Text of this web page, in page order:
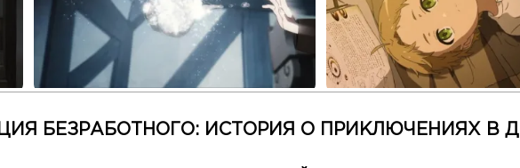
БЕЗРАБОТНОГО: ИСТОРИЯ О ПРИКЛЮЧЕНИЯХ В